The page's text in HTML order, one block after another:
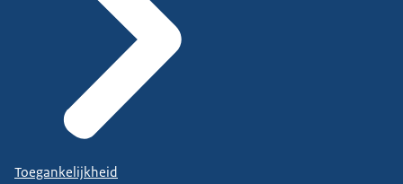
Toegankelijkheid